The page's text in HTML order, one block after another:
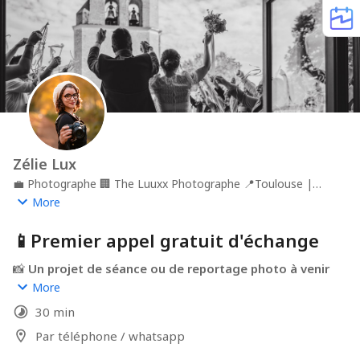
Zélie Lux
💼 Photographe 🏢 The Luuxx Photographe 📍Toulouse |
Occitanie
More
📱Premier appel gratuit d'échange
📸 Un projet de séance ou de reportage photo à venir
?
Ce rendez-vous
l’occasion idéale de faire connaissance, d’échanger
More
30 min
Par téléphone / whatsapp